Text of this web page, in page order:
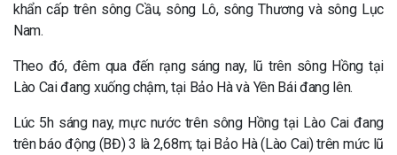
khẩn cấp trên sông Cầu, sông Lô, sông Thương và sông Lục
Nam.
Theo đó, đêm qua đến rạng sáng nay, lũ trên sông Hồng tại
Lào Cai đang xuống chậm, tại Bảo Hà và Yên Bái đang lên.
Lúc 5h sáng nay, mực nước trên sông Hồng tại Lào Cai đang
trên báo động (BĐ) 3 là 2,68m; tại Bảo Hà (Lào Cai) trên mức lũ